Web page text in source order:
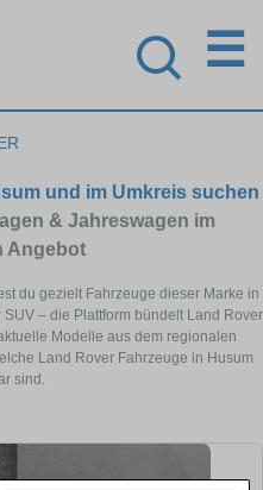
☰
und im Umkreis suchen
& Jahreswagen im
Angebot
du gezielt Fahrzeuge dieser Marke in
– die Plattform bündelt Land Rover
Modelle aus dem regionalen
Land Rover Fahrzeuge in Husum
sind.